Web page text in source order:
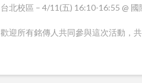
台北校區 – 4/11(五) 16:10-16:55 @ 國
歡迎所有銘傳人共同參與這次活動，